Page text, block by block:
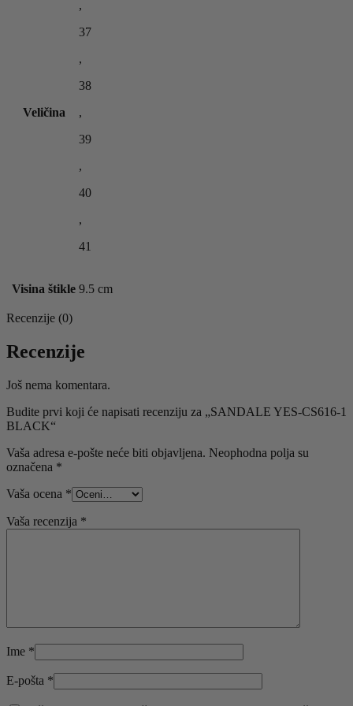
Veličina
,
37
,
38
,
39
,
40
,
41
Visina štikle 9.5 cm
Recenzije (0)
Recenzije
Još nema komentara.
Budite prvi koji će napisati recenziju za „SANDALE YES-CS616-1
BLACK“
Vaša adresa e-pošte neće biti objavljena. Neophodna polja su
označena *
Vaša ocena *
Vaša recenzija *
Ime *
E-pošta *